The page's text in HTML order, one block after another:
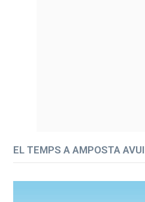
EL TEMPS A AMPOSTA AVUI